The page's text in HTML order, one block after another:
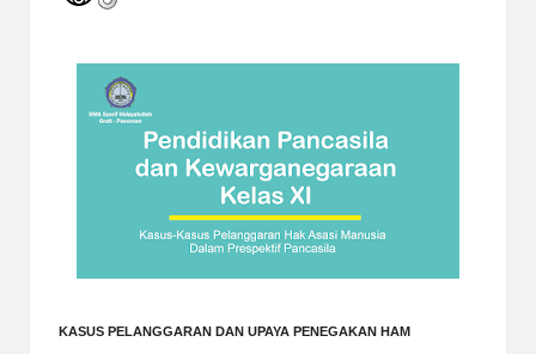
KASUS PELANGGARAN DAN UPAYA PENEGAKAN HAM